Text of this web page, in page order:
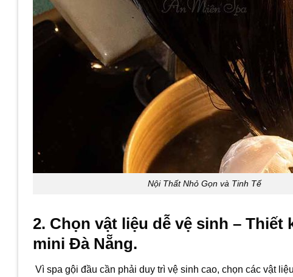
Nội Thất Nhỏ Gọn và Tinh Tế
2. Chọn vật liệu dễ vệ sinh –
mini Đà Nẵng.
Vì spa gội đầu cần phải duy trì vệ sinh cao, chọn các vật